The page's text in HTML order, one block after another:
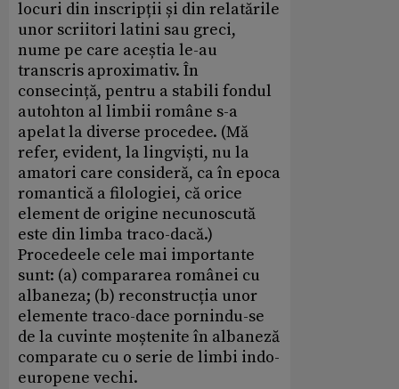
locuri din inscripții și din relatările
unor scriitori latini sau greci,
nume pe care aceștia le-au
transcris aproximativ. În
consecință, pentru a stabili fondul
autohton al limbii române s-a
apelat la diverse procedee. (Mă
refer, evident, la lingviști, nu la
amatori care consideră, ca în epoca
romantică a filologiei, că orice
element de origine necunoscută
este din limba traco-dacă.)
Procedeele cele mai importante
sunt: (a) compararea românei cu
albaneza; (b) reconstrucția unor
elemente traco-dace pornindu-se
de la cuvinte moștenite în albaneză
comparate cu o serie de limbi indo-
europene vechi.